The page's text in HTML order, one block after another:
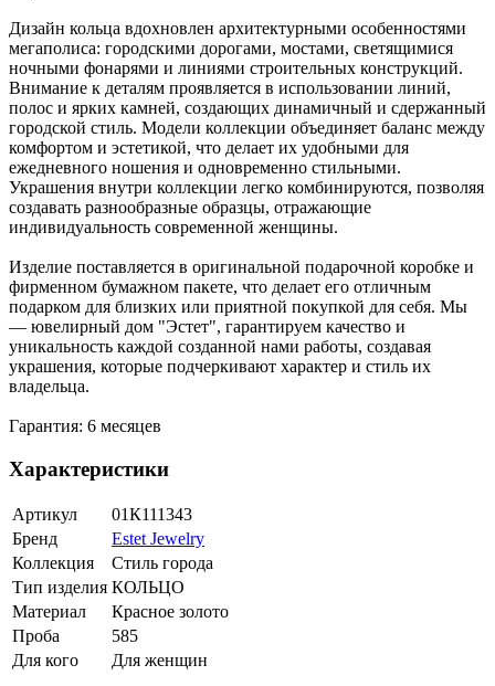
Дизайн кольца вдохновлен архитектурными особенностями
мегаполиса: городскими дорогами, мостами, светящимися
ночными фонарями и линиями строительных конструкций.
Внимание к деталям проявляется в использовании линий,
полос и ярких камней, создающих динамичный и сдержанный
городской стиль. Модели коллекции объединяет баланс между
комфортом и эстетикой, что делает их удобными для
ежедневного ношения и одновременно стильными.
Украшения внутри коллекции легко комбинируются, позволяя
создавать разнообразные образцы, отражающие
индивидуальность современной женщины.
Изделие поставляется в оригинальной подарочной коробке и
фирменном бумажном пакете, что делает его отличным
подарком для близких или приятной покупкой для себя. Мы
— ювелирный дом "Эстет", гарантируем качество и
уникальность каждой созданной нами работы, создавая
украшения, которые подчеркивают характер и стиль их
владельца.
Гарантия: 6 месяцев
Характеристики
Артикул
01К111343
Бренд
Estet Jewelry
Коллекция
Стиль города
Тип изделия КОЛЬЦО
Материал
Красное золото
Проба
585
Для кого
Для женщин